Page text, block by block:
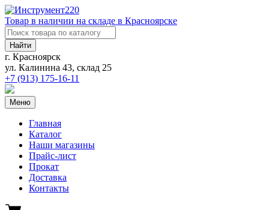
Товар в наличии на складе в Красноярске
Найти
г. Красноярск
ул. Калинина 43, склад 25
+7 (913) 175-16-11
Меню
Главная
Каталог
Наши магазины
Прайс-лист
Прокат
Доставка
Контакты